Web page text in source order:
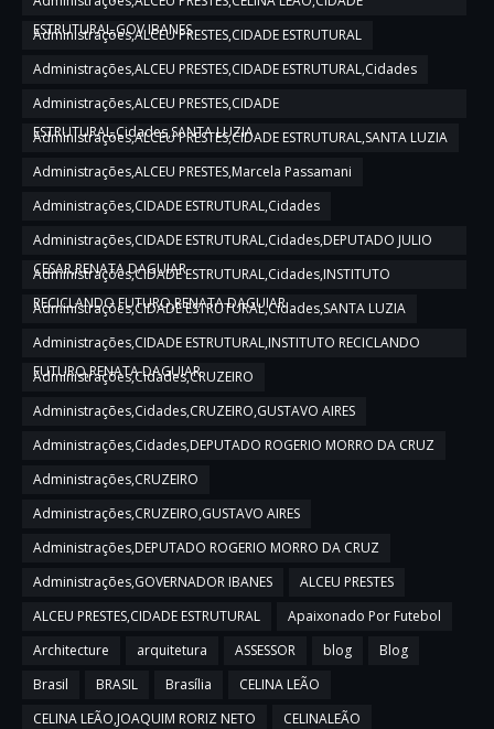
ESTRUTURAL,GOV IBANES
Administrações,ALCEU PRESTES,CIDADE ESTRUTURAL
Administrações,ALCEU PRESTES,CIDADE ESTRUTURAL,Cidades
Administrações,ALCEU PRESTES,CIDADE
ESTRUTURAL,Cidades,SANTA LUZIA
Administrações,ALCEU PRESTES,CIDADE ESTRUTURAL,SANTA LUZIA
Administrações,ALCEU PRESTES,Marcela Passamani
Administrações,CIDADE ESTRUTURAL,Cidades
Administrações,CIDADE ESTRUTURAL,Cidades,DEPUTADO JULIO
CESAR,RENATA DAGUIAR
Administrações,CIDADE ESTRUTURAL,Cidades,INSTITUTO
RECICLANDO FUTURO,RENATA DAGUIAR
Administrações,CIDADE ESTRUTURAL,Cidades,SANTA LUZIA
Administrações,CIDADE ESTRUTURAL,INSTITUTO RECICLANDO
FUTURO,RENATA DAGUIAR
Administrações,Cidades,CRUZEIRO
Administrações,Cidades,CRUZEIRO,GUSTAVO AIRES
Administrações,Cidades,DEPUTADO ROGERIO MORRO DA CRUZ
Administrações,CRUZEIRO
Administrações,CRUZEIRO,GUSTAVO AIRES
Administrações,DEPUTADO ROGERIO MORRO DA CRUZ
Administrações,GOVERNADOR IBANES
ALCEU PRESTES
ALCEU PRESTES,CIDADE ESTRUTURAL
Apaixonado Por Futebol
Architecture
arquitetura ASSESSOR blog
Blog
Brasil
BRASIL Brasília
CELINA LEÃO
CELINA LEÃO,JOAQUIM RORIZ NETO
CELINALEÃO